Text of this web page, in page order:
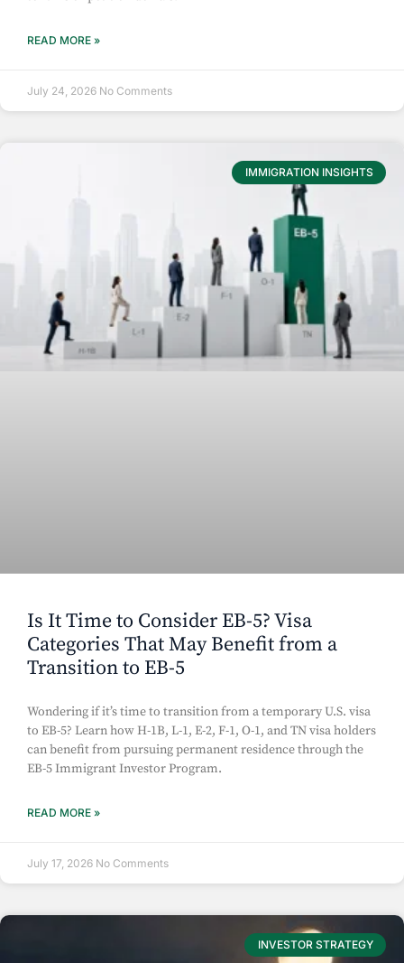
READ MORE »
July 24, 2026 No Comments
IMMIGRATION INSIGHTS
Is It Time to Consider EB-5? Visa
Categories That May Benefit from a
Transition to EB-5
Wondering if it’s time to transition from a temporary U.S. visa
to EB-5? Learn how H-1B, L-1, E-2, F-1, O-1, and TN visa holders
can benefit from pursuing permanent residence through the
EB-5 Immigrant Investor Program.
READ MORE »
July 17, 2026 No Comments
INVESTOR STRATEGY